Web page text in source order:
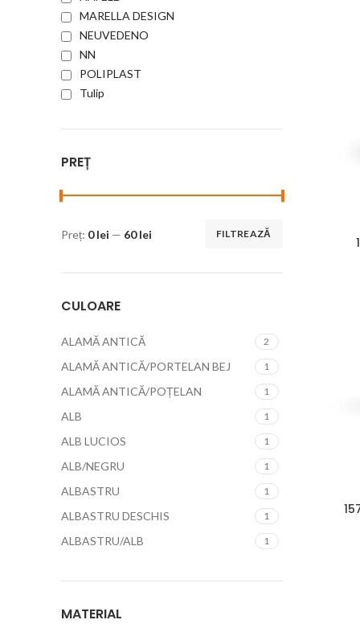
MARELLA DESIGN
NEUVEDENO
NN
POLIPLAST
Tulip
PREȚ
FILTREAZĂ
Preț: 0 lei — 60 lei
CULOARE
ALAMĂ ANTICĂ 2
ALAMĂ ANTICĂ/PORTELAN BEJ 1
ALAMĂ ANTICĂ/POȚELAN 1
ALB 1
ALB LUCIOS 1
ALB/NEGRU 1
ALBASTRU 1
ALBASTRU DESCHIS 1
ALBASTRU/ALB 1
ARIN LĂCUIT
MATERIAL